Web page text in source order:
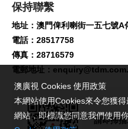
保持聯繫
地址：澳門俾利喇街一五七號A
電話：28517758
傳真：28716579
電郵地址：
請即掃
澳廣視 Cookies 使用政策
本網站使用Cookies來令您獲
網站，即標識您同意我們使用